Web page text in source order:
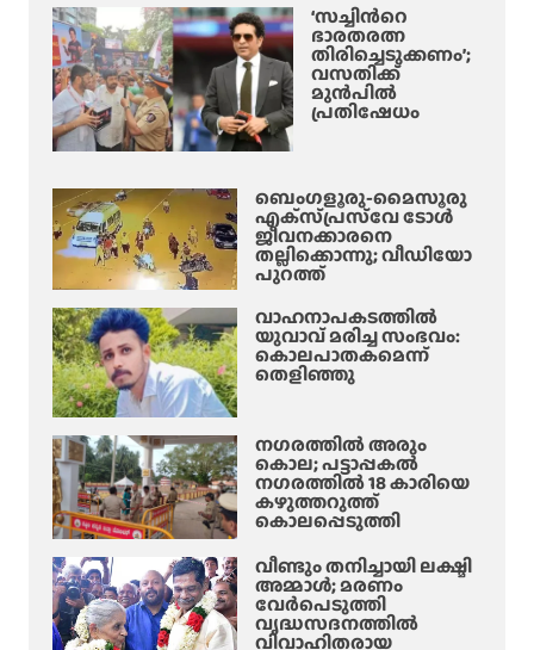
‘സച്ചിന്‍റെ
ഭാരതരത്ന
തിരിച്ചെടുക്കണം’;
വസതിക്ക്
മുൻപിൽ
പ്രതിഷേധം
ബെംഗളൂരു-മൈസൂരു
എക്‌സ്‌പ്രസ്‌വേ ടോൾ
ജീവനക്കാരനെ
തല്ലിക്കൊന്നു; വീഡിയോ
പുറത്ത്
വാഹനാപകടത്തിൽ
യുവാവ് മരിച്ച സംഭവം:
കൊലപാതകമെന്ന്
തെളിഞ്ഞു
നഗരത്തിൽ അരും
കൊല; പട്ടാപ്പകൽ
നഗരത്തിൽ 18 കാരിയെ
കഴുത്തറുത്ത്
കൊലപ്പെടുത്തി
വീണ്ടും തനിച്ചായി ലക്ഷ്മി
അമ്മാള്‍; മരണം
വേർപെടുത്തി
വൃദ്ധസദനത്തില്‍
വിവാഹിതരായ